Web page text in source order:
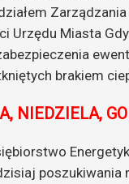
Urzędu Miasta
brakiem
NIEDZIELA,
poszukiwania